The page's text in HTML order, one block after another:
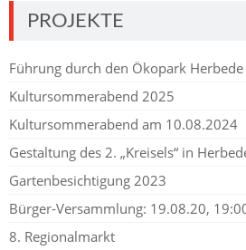
PROJEKTE
Führung durch den Ökopark
Kultursommerabend 2025
Kultursommerabend am 10.08.2024
Gestaltung des 2. „Kreisels“ in
Gartenbesichtigung 2023
Bürger-Versammlung: 19.08.20,
8. Regionalmarkt